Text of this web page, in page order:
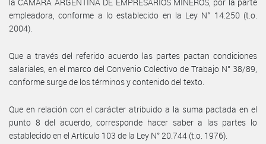
empleadora, conforme a lo establecido en la Ley N° 14.250 (t.o.
2004).
Que a través del referido acuerdo las partes pactan condiciones
salariales, en el marco del Convenio Colectivo de Trabajo N° 38/89,
conforme surge de los términos y contenido del texto.
Que en relación con el carácter atribuido a la suma pactada en el
punto 8 del acuerdo, corresponde hacer saber a las partes lo
establecido en el Artículo 103 de la Ley N° 20.744 (t.o. 1976).